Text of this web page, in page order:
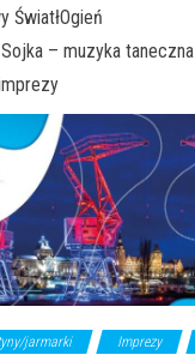
ŚwiatłOgień
– muzyka taneczna
jarmarki Imprezy